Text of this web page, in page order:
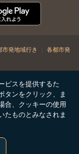
ビスを提供するた
タンをクリック、ま
合、クッキーの使用
たものとみなされま
市発地域行き | 各都市発